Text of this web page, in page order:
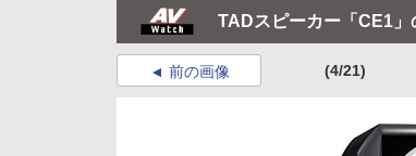
TADスピーカー「CE1」
前の画像 (4/21)